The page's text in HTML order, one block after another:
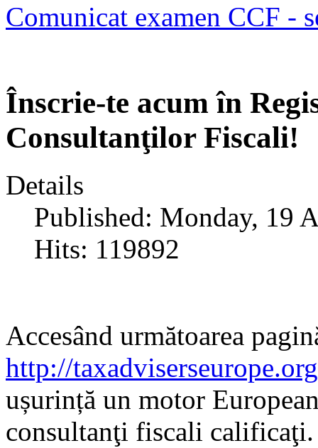
Comunicat examen CCF -
Înscrie-te acum în
Consultanţilor Fiscali!
Details
Published: Monday, 19
Hits: 119892
Accesând următoarea
http://
ușurință un motor
consultanţi fiscali calificaţi.